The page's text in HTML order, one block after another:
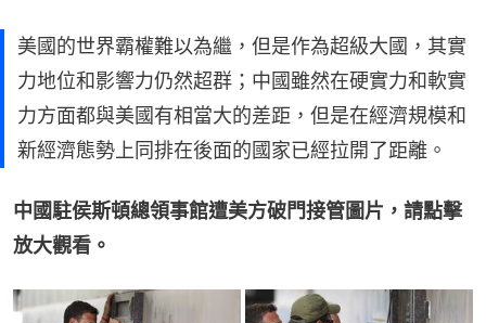
美國的世界霸權難以為繼，但是作為超級大國，其實
力地位和影響力仍然超群；中國雖然在硬實力和軟實
力方面都與美國有相當大的差距，但是在經濟規模和
新經濟態勢上同排在後面的國家已經拉開了距離。
中國駐侯斯頓總領事館遭美方破門接管圖片，請點擊
放大觀看。